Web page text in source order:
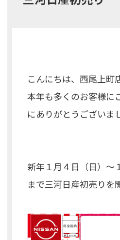
こんにちは、西尾上町
本年も多くのお客様に
にありがとうございま
新年１月４日（日）～
まで三河日産初売りを